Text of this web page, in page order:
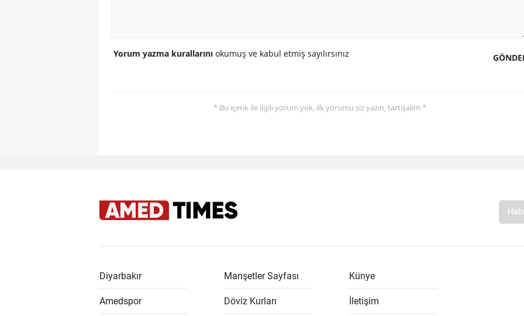
Yorum yazma kurallarını okumuş ve kabul etmiş sayılırsınız
* Bu içerik ile ilgili yorum yok, ilk yorumu siz yazın, tartışalım *
Diyarbakır
Amedspor
Manşetler Sayfası
Döviz Kurları
Künye
İletişim